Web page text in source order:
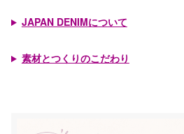
JAPAN DENIMについて
素材とつくりのこだわり